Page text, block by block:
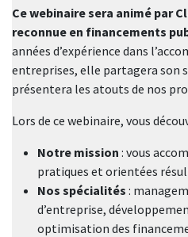
Ce webinaire sera animé par
reconnue en financements
années d’expérience dans
entreprises, elle partagera son
présentera les atouts de nos
Lors de ce webinaire, vous
Notre mission : vous
pratiques et orientées
Nos spécialités :
d’entreprise,
optimisation des